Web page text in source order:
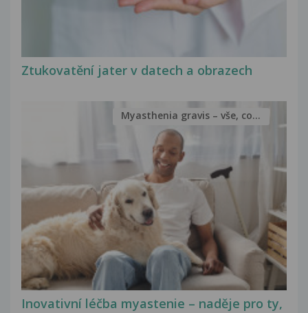
Ztukovatění jater v datech a obrazech
Inovativní léčba myastenie – naděje pro ty,
Myasthenia gravis – vše, co...